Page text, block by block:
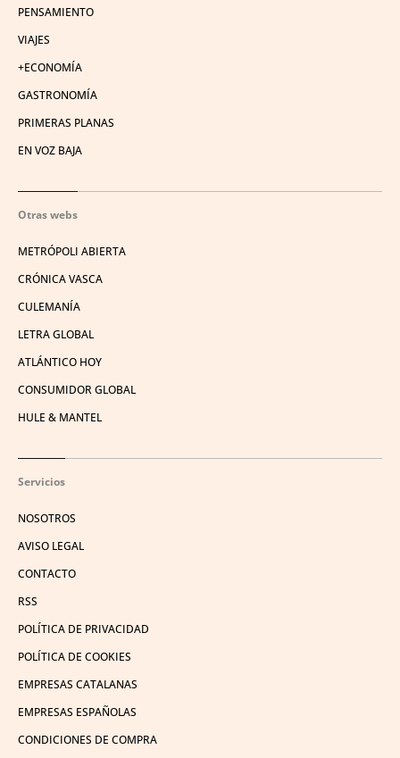
PENSAMIENTO
VIAJES
+ECONOMÍA
GASTRONOMÍA
PRIMERAS PLANAS
EN VOZ BAJA
Otras webs
METRÓPOLI ABIERTA
CRÓNICA VASCA
CULEMANÍA
LETRA GLOBAL
ATLÁNTICO HOY
CONSUMIDOR GLOBAL
HULE & MANTEL
Servicios
NOSOTROS
AVISO LEGAL
CONTACTO
RSS
POLÍTICA DE PRIVACIDAD
POLÍTICA DE COOKIES
EMPRESAS CATALANAS
EMPRESAS ESPAÑOLAS
CONDICIONES DE COMPRA